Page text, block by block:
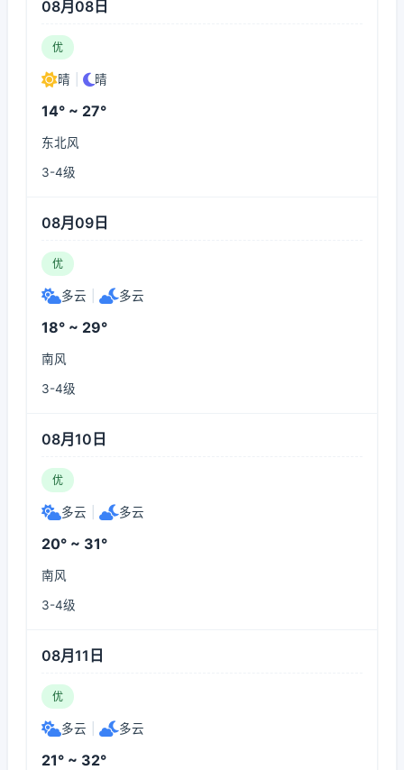
08月08日
优
晴 晴
14° ~ 27°
东北风
3-4级
08月09日
优
多云 多云
18° ~ 29°
南风
3-4级
08月10日
优
多云 多云
20° ~ 31°
南风
3-4级
08月11日
优
多云 多云
21° ~ 32°